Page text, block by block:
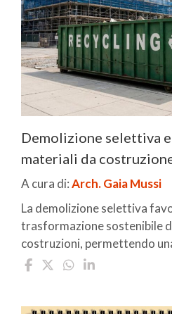
Demolizione selettiva
materiali da
A cura di:Arch. Gaia Mussi
La demolizione selettiva
trasformazione sostenibile
costruzioni, permettendo